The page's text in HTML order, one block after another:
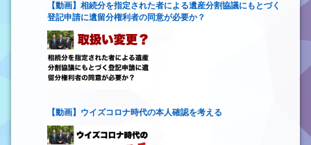
【動画】相続分を指定された者による遺産分割協議にもとづく
登記申請に遺留分権利者の同意が必要か？
【動画】ウイズコロナ時代の本人確認を考える